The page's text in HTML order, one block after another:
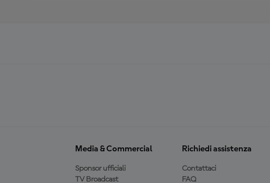
Media & Commercial
Sponsor ufficiali
TV Broadcast
Richiedi assistenza
Contattaci
FAQ